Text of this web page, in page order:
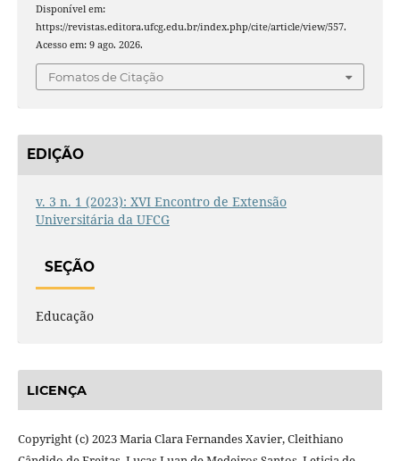
Disponível em:
https://revistas.editora.ufcg.edu.br/index.php/cite/article/view/557.
Acesso em: 9 ago. 2026.
Fomatos de Citação
EDIÇÃO
v. 3 n. 1 (2023): XVI Encontro de Extensão
Universitária da UFCG
SEÇÃO
Educação
LICENÇA
Copyright (c) 2023 Maria Clara Fernandes Xavier, Cleithiano